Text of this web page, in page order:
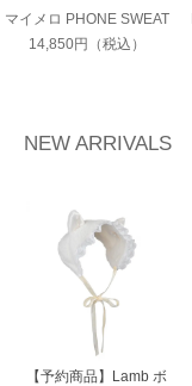
マイメロ PHONE SWEAT
14,850円（税込）
NEW ARRIVALS
【予約商品】Lamb ボ